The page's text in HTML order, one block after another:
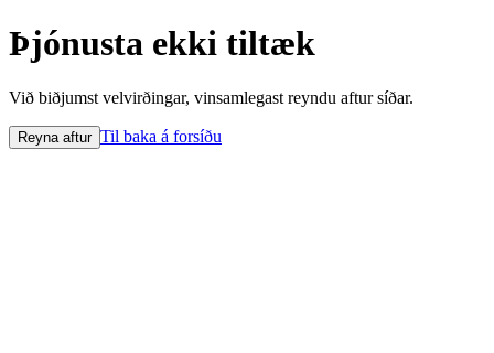
Þjónusta ekki tiltæk
Við biðjumst velvirðingar, vinsamlegast reyndu aftur síðar.
Reyna aftur Til baka á forsíðu